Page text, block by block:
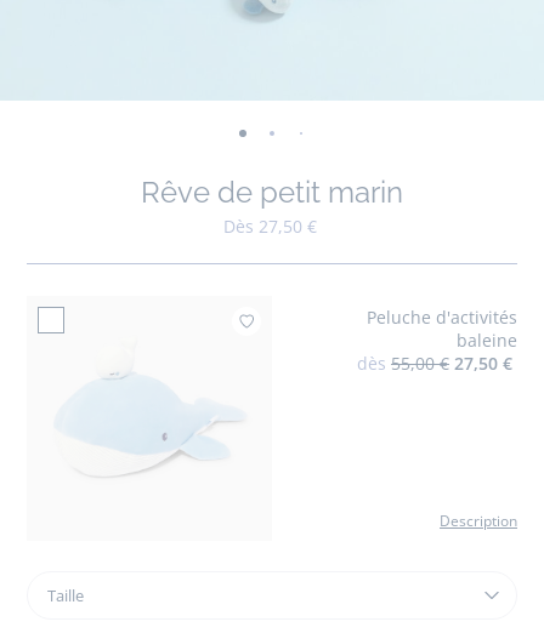
-
01
02 03 04 05 06
Rêve de petit marin
Dès 27,50 €
Ajouter à mes
Peluche d'activités
baleine
dès 55,00 € 27,50 €
Description
Taille
Peluche
Taille